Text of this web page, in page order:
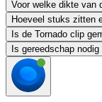
Voor welke dikte van
Hoeveel stuks zitten
Is de Tornado clip
Is gereedschap